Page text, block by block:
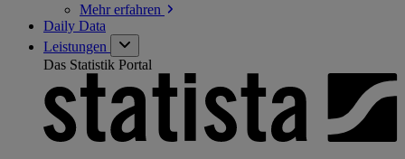
Mehrerfahren
Daily Data
Leistungen
Das Statistik Portal